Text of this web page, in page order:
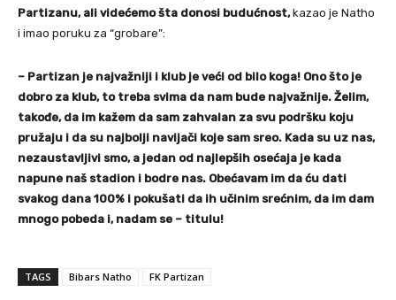
Partizanu, ali videćemo šta donosi budućnost,kazao je Natho
i imao poruku za “grobare”:
– Partizan je najvažniji i klub je veći od bilo koga! Ono što je
dobro za klub, to treba svima da nam bude najvažnije. Želim,
takođe, da im kažem da sam zahvalan za svu podršku koju
pružaju i da su najbolji navijači koje sam sreo. Kada su uz nas,
nezaustavljivi smo, a jedan od najlepših osećaja je kada
napune naš stadion i bodre nas. Obećavam im da ću dati
svakog dana 100% i pokušati da ih učinim srećnim, da im dam
mnogo pobeda i, nadam se – titulu!
TAGS Bibars Natho FK Partizan